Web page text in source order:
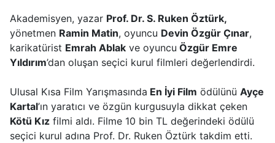
Akademisyen, yazar Prof. Dr. S. Ruken Öztürk,
yönetmen Ramin Matin, oyuncu Devin Özgür Çınar,
karikatürist Emrah Ablak ve oyuncu Özgür Emre
Yıldırım’dan oluşan seçici kurul filmleri değerlendirdi.
Ulusal Kısa Film Yarışmasında En İyi Film ödülünü Ayçe
Kartal’ın yaratıcı ve özgün kurgusuyla dikkat çeken
Kötü Kız filmi aldı. Filme 10 bin TL değerindeki ödülü
seçici kurul adına Prof. Dr. Ruken Öztürk takdim etti.